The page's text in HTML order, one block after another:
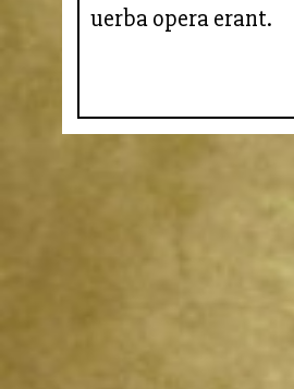
uerba opera erant.